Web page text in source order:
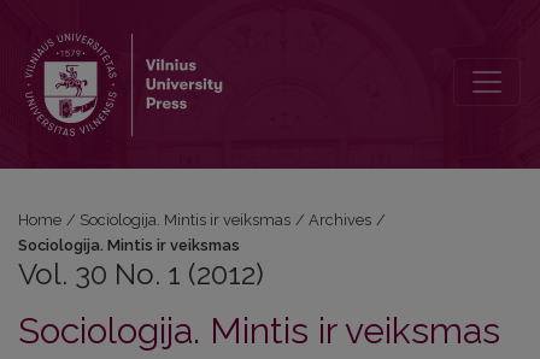
Home / Sociologija. Mintis ir veiksmas / Archives /
Sociologija. Mintis ir veiksmas
Vol. 30 No. 1 (2012)
Sociologija. Mintis ir veiksmas